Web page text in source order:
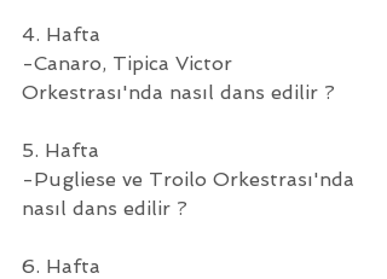
4. Hafta
-Canaro, Tipica Victor
Orkestrası'nda nasıl dans edilir ?
5. Hafta
-Pugliese ve Troilo Orkestrası'nda
nasıl dans edilir ?
6. Hafta